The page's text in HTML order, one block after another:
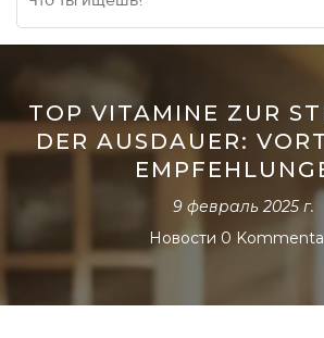
TOP VITAMINE ZUR
DER AUSDAUER:
9 февраль 2025 г.
Новости 0